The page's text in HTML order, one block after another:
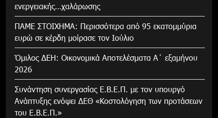
ενεργειακής…χαλάρωσης
ΠΑΜΕ ΣΤΟΙΧΗΜΑ: Περισσότερα από 95 εκατομμύρια
ευρώ σε κέρδη μοίρασε τον Ιούλιο
Όμιλος ΔΕΗ: Οικονομικά Αποτελέσματα Α΄ εξαμήνου
2026
Συνάντηση συνεργασίας Ε.Β.Ε.Π. με τον υπουργό
Ανάπτυξης ενόψει ΔΕΘ «Κοστολόγηση των προτάσεων
του Ε.Β.Ε.Π.»